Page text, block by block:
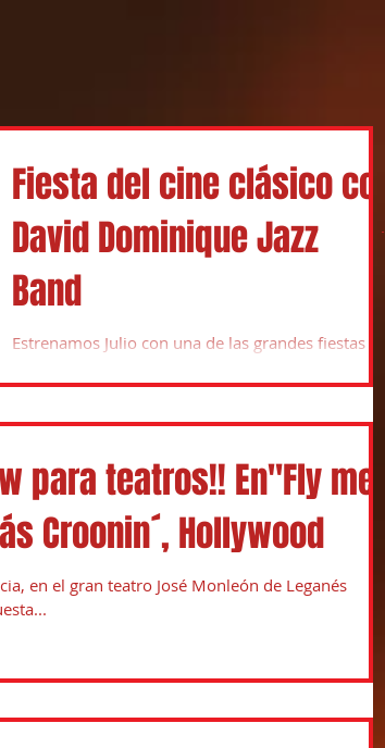
Fiesta del cine clásico con
David Dominique Jazz
Band
Estrenamos Julio con una de las grandes fiestas de
Madrid para abrir oficialmente los...
para teatros!! En"Fly me
Croonin´, Hollywood
en el gran teatro José Monleón de Leganés